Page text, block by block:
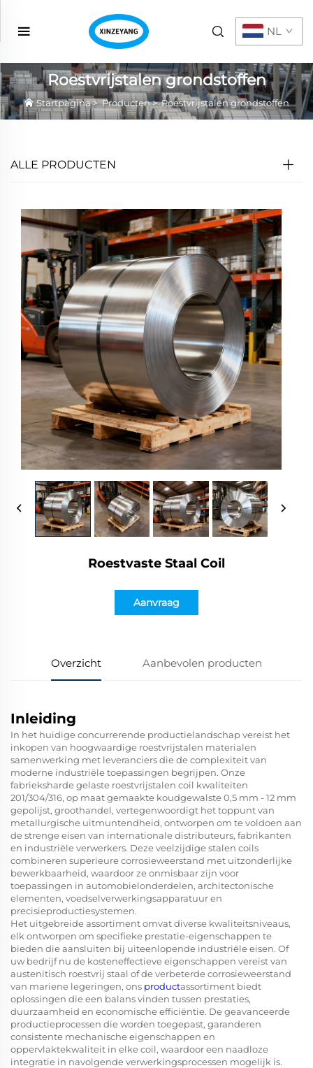
NL
Roestvrijstalen grondstoffen
Startpagina>Producten>Roestvrijstalen grondstoffen
ALLE PRODUCTEN
Roestvaste Staal Coil
Aanvraag
Overzicht Aanbevolen producten
Inleiding
In het huidige concurrerende productielandschap vereist het
inkopen van hoogwaardige roestvrijstalen materialen
samenwerking met leveranciers die de complexiteit van
moderne industriële toepassingen begrijpen. Onze
fabrieksharde gelaste roestvrijstalen coil kwaliteiten
201/304/316, op maat gemaakte koudgewalste 0,5 mm - 12 mm
gepolijst, groothandel, vertegenwoordigt het toppunt van
metallurgische uitmuntendheid, ontworpen om te voldoen aan
de strenge eisen van internationale distributeurs, fabrikanten
en industriële verwerkers. Deze veelzijdige stalen coils
combineren superieure corrosieweerstand met uitzonderlijke
bewerkbaarheid, waardoor ze onmisbaar zijn voor
toepassingen in automobielonderdelen, architectonische
elementen, voedselverwerkingsapparatuur en
precisieproductiesystemen.
Het uitgebreide assortiment omvat diverse kwaliteitsniveaus,
elk ontworpen om specifieke prestatie-eigenschappen te
bieden die aansluiten bij uiteenlopende industriële eisen. Of
uw bedrijf nu de kosteneffectieve eigenschappen vereist van
austenitisch roestvrij staal of de verbeterde corrosieweerstand
van mariene legeringen, ons productassortiment biedt
oplossingen die een balans vinden tussen prestaties,
duurzaamheid en economische efficiëntie. De geavanceerde
productieprocessen die worden toegepast, garanderen
consistente mechanische eigenschappen en
oppervlaktekwaliteit in elke coil, waardoor een naadloze
integratie in navolgende verwerkingsprocessen mogelijk is.